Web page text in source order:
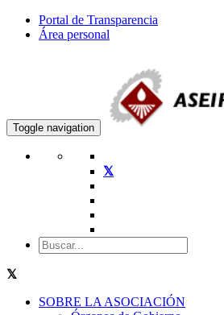
Portal de Transparencia
Área personal
Toggle navigation
SOBRE LA ASOCIACIÓN